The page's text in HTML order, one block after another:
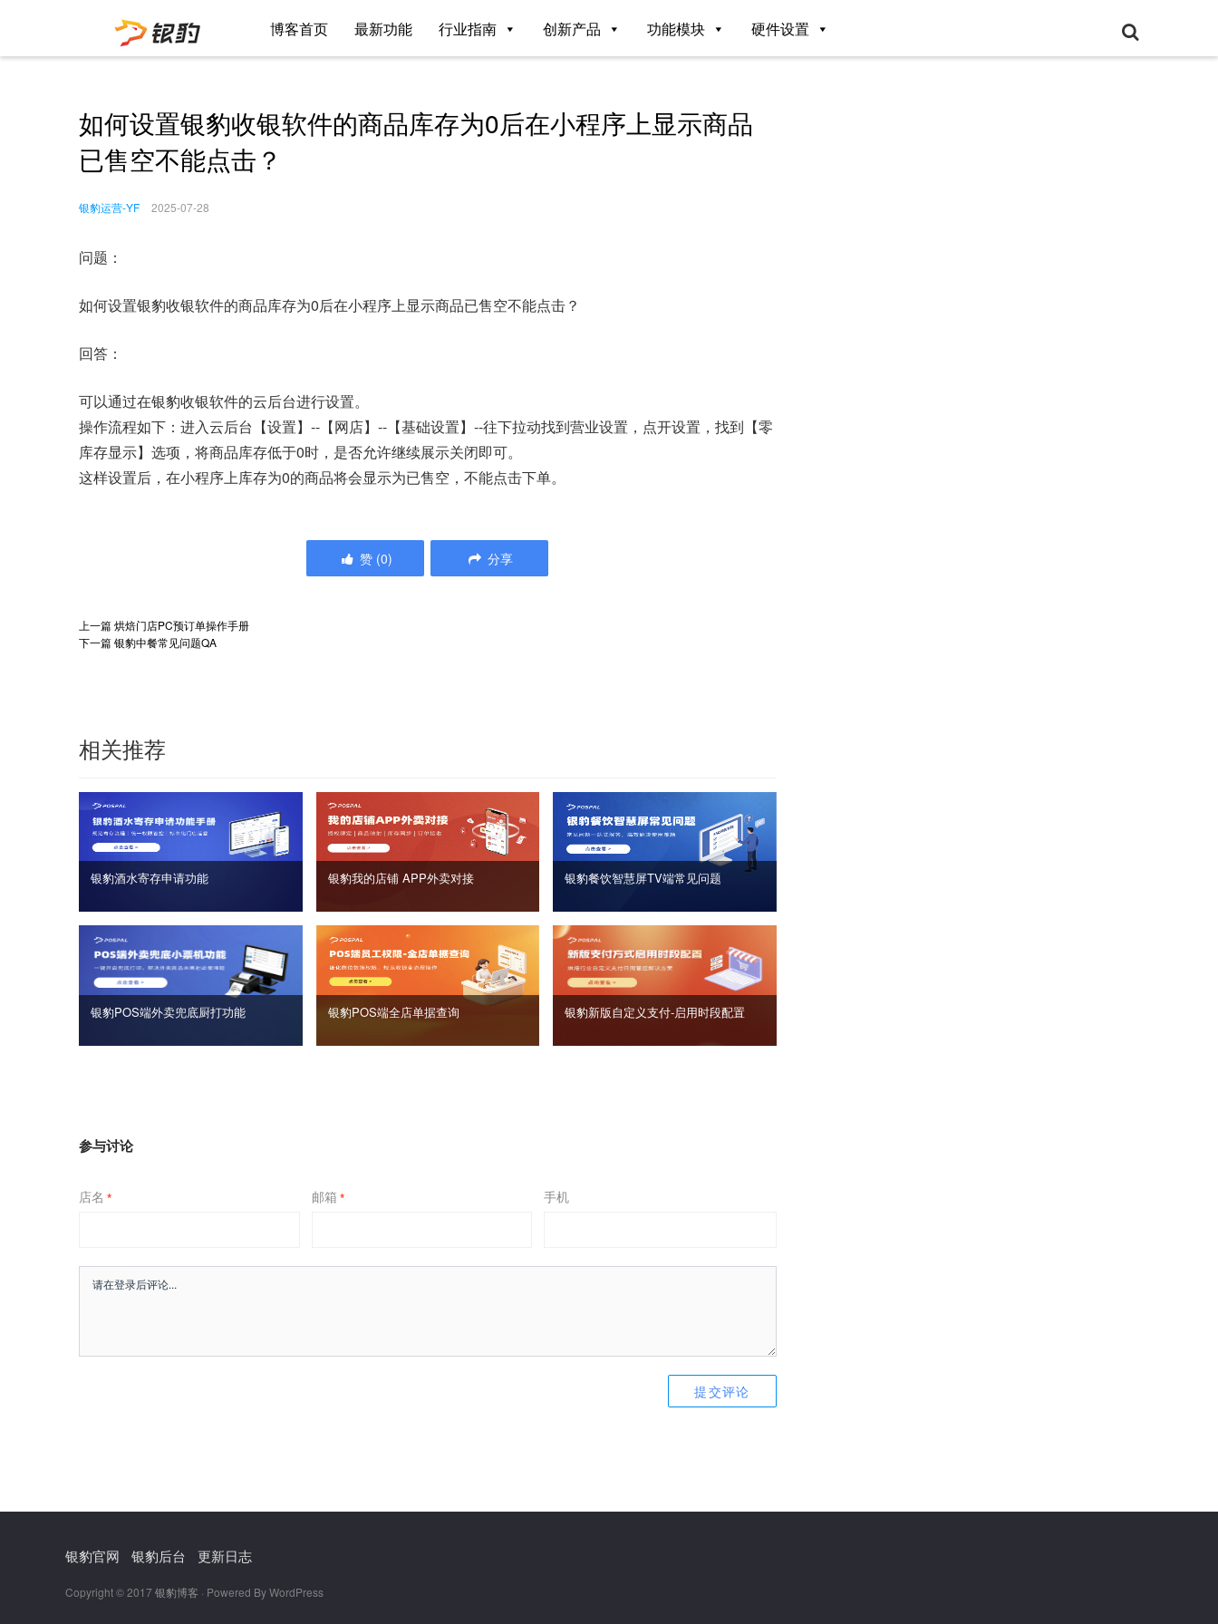
博客首页 最新功能 行业指南 创新产品 功能模块 硬件设置
如何设置银豹收银软件的商品库存为0后在小程序上显示商品
已售空不能点击？
银豹运营-YF 2025-07-28
问题：
如何设置银豹收银软件的商品库存为0后在小程序上显示商品已售空不能点击？
回答：
可以通过在银豹收银软件的云后台进行设置。
操作流程如下：进入云后台【设置】--【网店】--【基础设置】--往下拉动找到营业设置，点开设置，找到【零
库存显示】选项，将商品库存低于0时，是否允许继续展示关闭即可。
这样设置后，在小程序上库存为0的商品将会显示为已售空，不能点击下单。
赞 (0) 分享
上一篇烘焙门店PC预订单操作手册
下一篇银豹中餐常见问题QA
相关推荐
银豹酒水寄存申请功能 银豹我的店铺 APP外卖对接 银豹餐饮智慧屏TV端常见问题
银豹POS端外卖兜底厨打功能 银豹POS端全店单据查询 银豹新版自定义支付‑启用时段配置
参与讨论
店名 * 邮箱 * 手机
银豹官网 银豹后台 更新日志
Copyright © 2017 银豹博客 · Powered By WordPress